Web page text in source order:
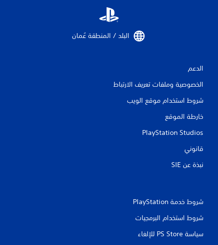
البلد / المنطقة عُمان‏
الدعم
الخصوصية وملفات تعريف الارتباط
شروط استخدام موقع الويب
خارطة الموقع
PlayStation Studios
قانوني
نبذة عن SIE‏
شروط خدمة PlayStation‏
شروط استخدام البرمجيات
سياسة PS Store للإلغاء